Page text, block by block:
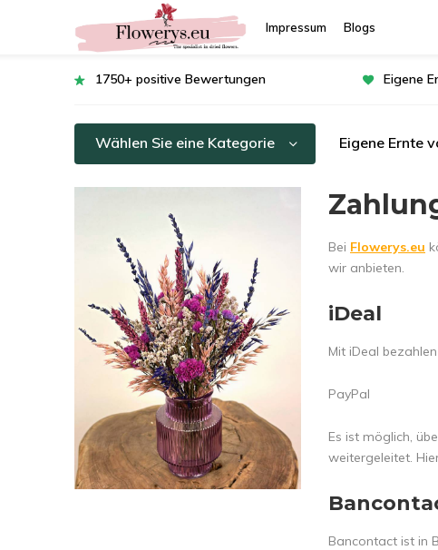
Impressum Blogs
1750+ positive Bewertungen Eigene
Wählen Sie eine Kategorie Eigene Ernte
Bei Flowerys.eu
wir anbieten.
iDeal
Mit iDeal
PayPal
Es ist möglich,
weitergeleitet.
Bancontact ist in